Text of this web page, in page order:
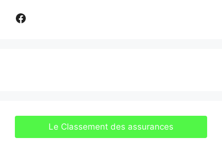
Comparer assurance
Le Classement des assurances